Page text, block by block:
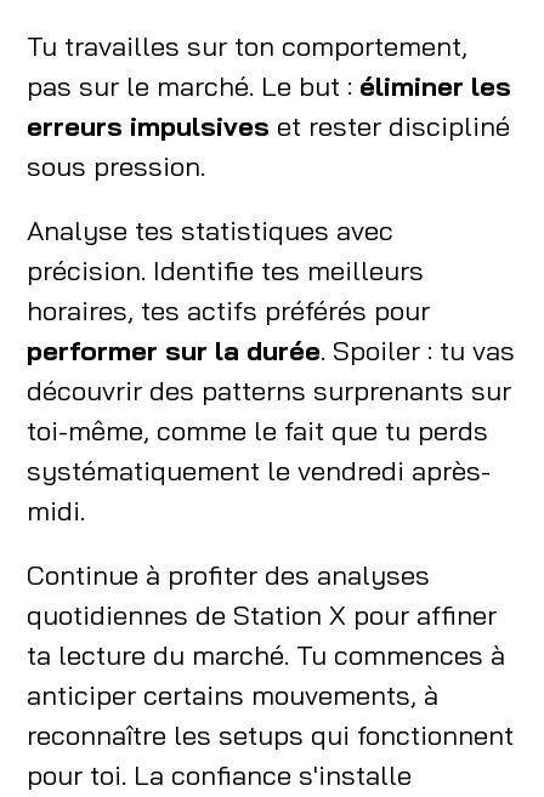
Tu travailles sur ton comportement,
pas sur le marché. Le but : éliminer les
erreurs impulsives et rester discipliné
sous pression.
Analyse tes statistiques avec
précision. Identifie tes meilleurs
horaires, tes actifs préférés pour
performer sur la durée. Spoiler : tu vas
découvrir des patterns surprenants sur
toi-même, comme le fait que tu perds
systématiquement le vendredi après-
midi.
Continue à profiter des analyses
quotidiennes de Station X pour affiner
ta lecture du marché. Tu commences à
anticiper certains mouvements, à
reconnaître les setups qui fonctionnent
pour toi. La confiance s'installe